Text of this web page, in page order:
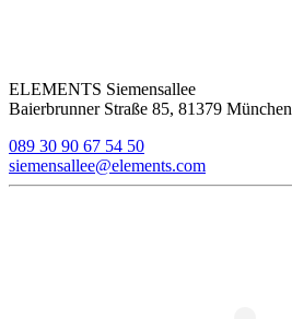
ELEMENTS Siemensallee
Baierbrunner Straße 85, 81379 München
089 30 90 67 54 50
siemensallee@elements.com